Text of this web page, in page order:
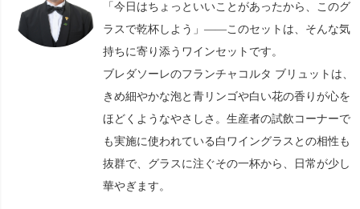
「今日はちょっといいことがあったから、このグ
ラスで乾杯しよう」——このセットは、そんな気
持ちに寄り添うワインセットです。
ブレダソーレのフランチャコルタ ブリュットは、
きめ細やかな泡と青リンゴや白い花の香りが心を
ほどくようなやさしさ。生産者の試飲コーナーで
も実施に使われている白ワイングラスとの相性も
抜群で、グラスに注ぐその一杯から、日常が少し
華やぎます。